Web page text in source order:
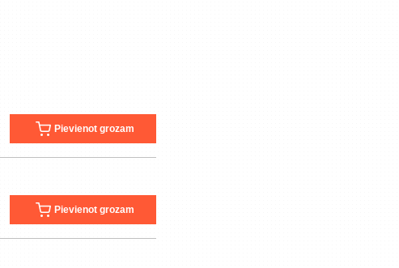
Pievienot grozam
Pievienot grozam